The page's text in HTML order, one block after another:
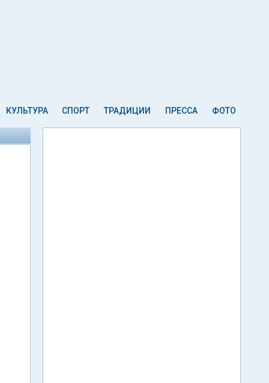
КУЛЬТУРА СПОРТ ТРАДИЦИИ ПРЕССА ФОТО